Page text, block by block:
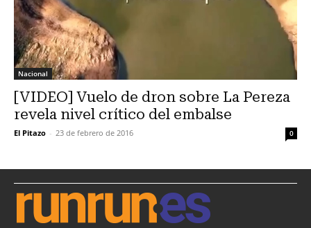
Nacional
[VIDEO] Vuelo de dron sobre La Pereza
revela nivel crítico del embalse
El Pitazo - 23 de febrero de 2016 0